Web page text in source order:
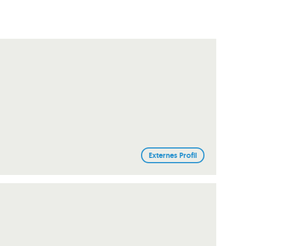
Externes Profil